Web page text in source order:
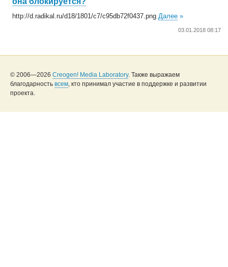
http://d.radikal.ru/d18/1801/c7/c95db72f0437.pngДалее »
03.01.2018 08:17
© 2006—2026 Creogen! Media Laboratory. Также выражаем
благодарность всем, кто принимал участие в поддержке и развитии
проекта.